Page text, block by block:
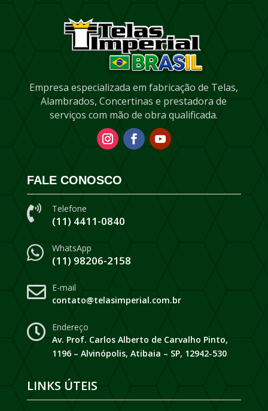
Empresa especializada em fabricação de Telas,
Alambrados, Concertinas e prestadora de
serviços com mão de obra qualificada.
FALE CONOSCO
 Telefone
(11) 4411-0840
 WhatsApp
(11) 98206-2158
 E-mail
contato@telasimperial.com.br

Endereço
Av. Prof. Carlos Alberto de Carvalho Pinto,
1196 – Alvinópolis, Atibaia – SP, 12942-530
LINKS ÚTEIS